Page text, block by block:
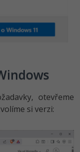
otevřeme
si verzi: